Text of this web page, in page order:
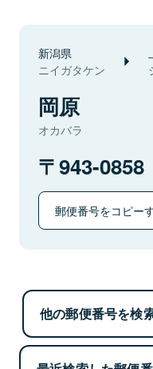
新潟県
ニイガタケン
岡原
オカバラ
943-0858
郵便番号をコピー
他の郵便番号を検